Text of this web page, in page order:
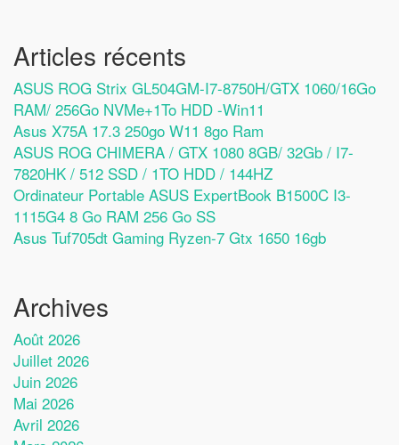
Articles récents
ASUS ROG Strix GL504GM-I7-8750H/GTX 1060/16Go
RAM/ 256Go NVMe+1To HDD -Win11
Asus X75A 17.3 250go W11 8go Ram
ASUS ROG CHIMERA / GTX 1080 8GB/ 32Gb / I7-
7820HK / 512 SSD / 1TO HDD / 144HZ
Ordinateur Portable ASUS ExpertBook B1500C I3-
1115G4 8 Go RAM 256 Go SS
Asus Tuf705dt Gaming Ryzen-7 Gtx 1650 16gb
Archives
Août 2026
Juillet 2026
Juin 2026
Mai 2026
Avril 2026